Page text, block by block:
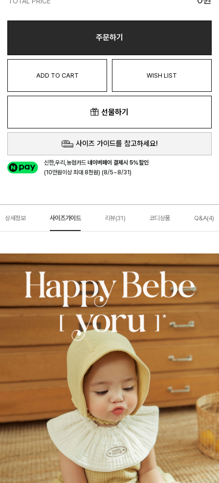
주문하기
ADD TO CART WISH LIST
선물하기
사이즈 가이드를 참고하세요!
신한,우리,농협카드네이버페이 결제시 5%할인
(10만원이상 최대 8천원) (8/5~8/31)
상세정보 사이즈가이드 리뷰(31) 코디상품 Q&A(4)